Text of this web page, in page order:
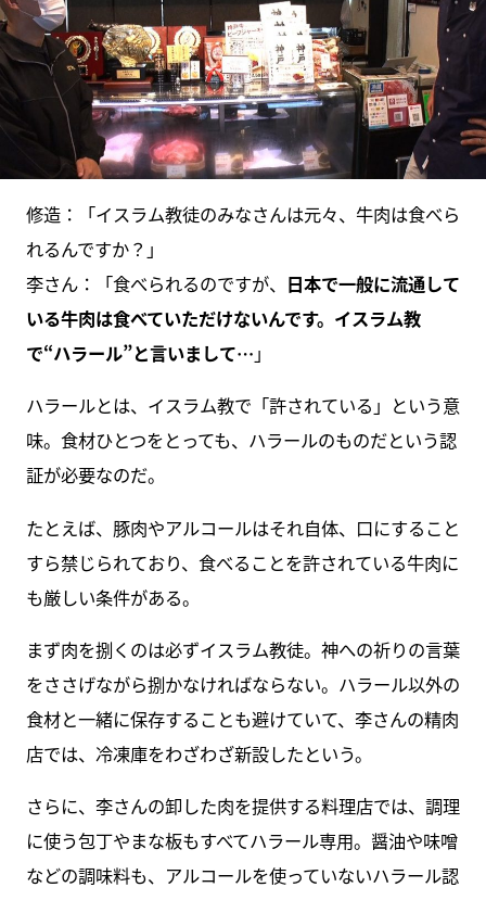
修造：「イスラム教徒のみなさんは元々、牛肉は食べら
れるんですか？」
李さん：「食べられるのですが、 日本で一般に流通して
いる牛肉は食べていただけないんです。イスラム教
で“ハラール”と言いまして… 」
ハラールとは、イスラム教で「許されている」という意
味。食材ひとつをとっても、ハラールのものだという認
証が必要なのだ。
たとえば、豚肉やアルコールはそれ自体、口にすること
すら禁じられており、食べることを許されている牛肉に
も厳しい条件がある。
まず肉を捌くのは必ずイスラム教徒。神への祈りの言葉
をささげながら捌かなければならない。ハラール以外の
食材と一緒に保存することも避けていて、李さんの精肉
店では、冷凍庫をわざわざ新設したという。
さらに、李さんの卸した肉を提供する料理店では、調理
に使う包丁やまな板もすべてハラール専用。醤油や味噌
などの調味料も、アルコールを使っていないハラール認